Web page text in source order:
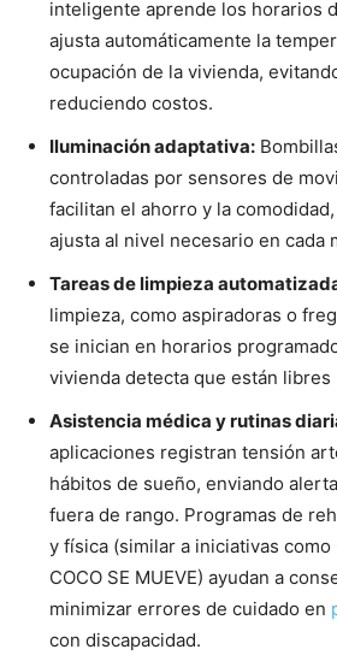
inteligente aprende los horarios
ajusta automáticamente la
ocupación de la vivienda,
reduciendo costos.
Iluminación adaptativa:
controladas por sensores de
facilitan el ahorro y la
ajusta al nivel necesario en cada
Tareas de limpieza
limpieza, como aspiradoras o
se inician en horarios
vivienda detecta que están libres
Asistencia médica y rutinas
aplicaciones registran tensión
hábitos de sueño, enviando
fuera de rango. Programas de
y física (similar a iniciativas como
COCO SE MUEVE) ayudan a
minimizar errores de cuidado en
con discapacidad.